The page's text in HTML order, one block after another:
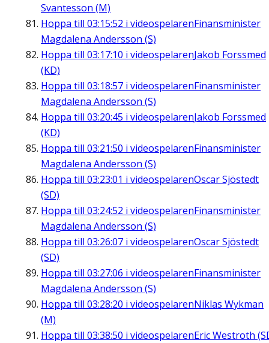
Svantesson (M)
Hoppa till 03:15:52 i videospelarenFinansminister
Magdalena Andersson (S)
Hoppa till 03:17:10 i videospelarenJakob Forssmed
(KD)
Hoppa till 03:18:57 i videospelarenFinansminister
Magdalena Andersson (S)
Hoppa till 03:20:45 i videospelarenJakob Forssmed
(KD)
Hoppa till 03:21:50 i videospelarenFinansminister
Magdalena Andersson (S)
Hoppa till 03:23:01 i videospelarenOscar Sjöstedt
(SD)
Hoppa till 03:24:52 i videospelarenFinansminister
Magdalena Andersson (S)
Hoppa till 03:26:07 i videospelarenOscar Sjöstedt
(SD)
Hoppa till 03:27:06 i videospelarenFinansminister
Magdalena Andersson (S)
Hoppa till 03:28:20 i videospelarenNiklas Wykman
(M)
Hoppa till 03:38:50 i videospelarenEric Westroth